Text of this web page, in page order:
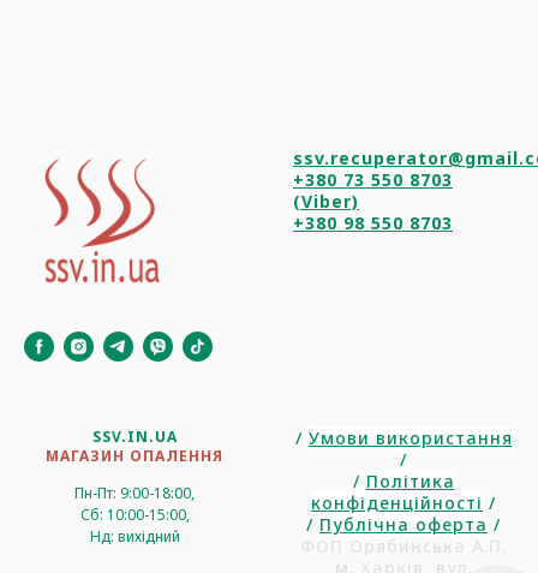
+380 73 550 8703
(Viber)
+380 98 550 8703
SSV.IN.UA
МАГАЗИН ОПАЛЕННЯ
Пн-Пт: 9:00-18:00,
Сб: 10:00-15:00,
Нд: вихідний
/ Умови використання
/
/ Політика
конфіденційності /
/ Публічна оферта /
ФОП Орябинська А.П.
м. Харків, вул.